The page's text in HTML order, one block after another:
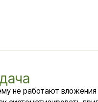
привлечение клиентов